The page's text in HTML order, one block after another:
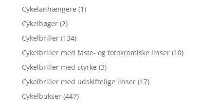
Cykelanhængere (1)
Cykelbøger (2)
Cykelbriller (134)
Cykelbriller med faste- og fotokromiske linser (10)
Cykelbriller med styrke (3)
Cykelbriller med udskiftelige linser (17)
Cykelbukser (447)